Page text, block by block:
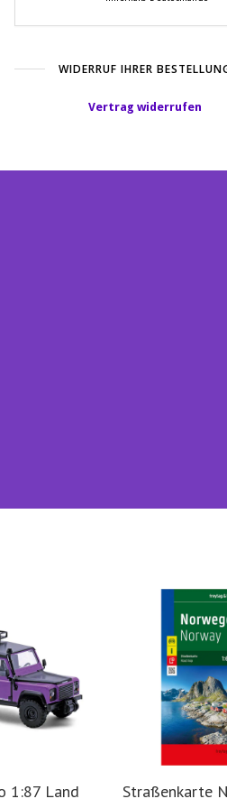
WIDERRUF IHRER
Vertrag widerrufen
1:87 Land
Straßenkarte